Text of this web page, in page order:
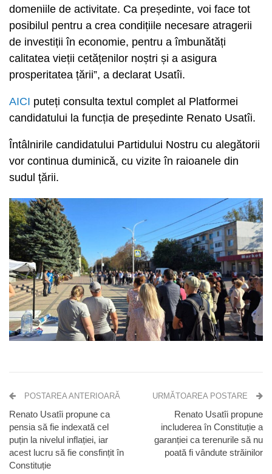
domeniile de activitate. Ca președinte, voi face tot
posibilul pentru a crea condițiile necesare atragerii
de investiții în economie, pentru a îmbunătăți
calitatea vieții cetățenilor noștri și a asigura
prosperitatea țării”, a declarat Usatîi.
AICI puteți consulta textul complet al Platformei
candidatului la funcția de președinte Renato Usatîi.
Întâlnirile candidatului Partidului Nostru cu alegătorii
vor continua duminică, cu vizite în raioanele din
sudul țării.
POSTAREA ANTERIOARĂ
Renato Usatîi propune ca
pensia să fie indexată cel
puțin la nivelul inflației, iar
acest lucru să fie consfințit în
Constituție
URMĂTOAREA POSTARE
Renato Usatîi propune
includerea în Constituție a
garanției ca terenurile să nu
poată fi vândute străinilor